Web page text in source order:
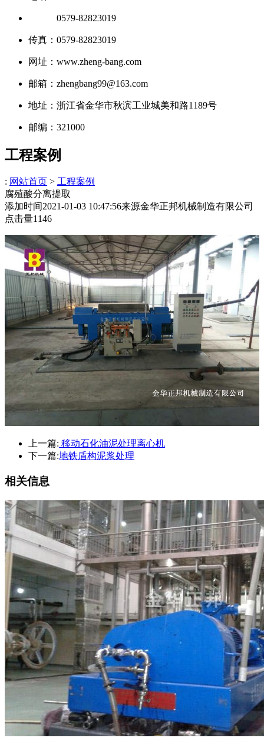
0579-82823019
传真：0579-82823019
网址：www.zheng-bang.com
邮箱：zhengbang99@163.com
地址：浙江省金华市秋滨工业城美和路1189号
邮编：321000
工程案例
: 网站首页 > 工程案例
腐殖酸分离提取
添加时间2021-01-03 10:47:56来源金华正邦机械制造有限公司
点击量1146
上一篇: 移动石化油泥处理离心机
下一篇:地铁盾构泥浆处理
相关信息